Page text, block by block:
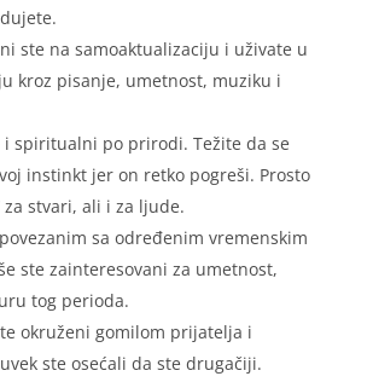
ste na samoaktualizaciju i uživate u
kroz pisanje, umetnost, muziku i
i spiritualni po prirodi. Težite da se
instinkt jer on retko pogreši. Prosto
za stvari, ali i za ljude.
sa određenim vremenskim
ste zainteresovani za umetnost,
tog perioda.
okruženi gomilom prijatelja i
ste osećali da ste drugačiji.